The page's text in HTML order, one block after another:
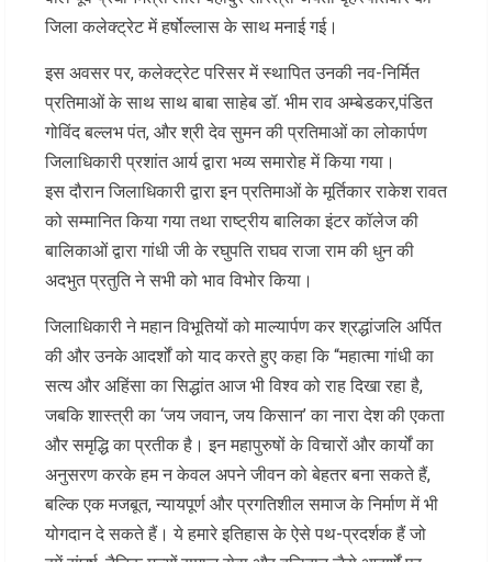
जिला कलेक्ट्रेट में हर्षोल्लास के साथ मनाई गई।
​इस अवसर पर, कलेक्ट्रेट परिसर में स्थापित उनकी नव-निर्मित
प्रतिमाओं के साथ साथ बाबा साहेब डॉ. भीम राव अम्बेडकर,पंडित
गोविंद बल्लभ पंत, और श्री देव सुमन की प्रतिमाओं का लोकार्पण
जिलाधिकारी प्रशांत आर्य द्वारा भव्य समारोह में किया गया।
इस दौरान जिलाधिकारी द्वारा इन प्रतिमाओं के मूर्तिकार राकेश रावत
को सम्मानित किया गया तथा राष्ट्रीय बालिका इंटर कॉलेज की
बालिकाओं द्वारा गांधी जी के रघुपति राघव राजा राम की धुन की
अदभुत प्रतुति ने सभी को भाव विभोर किया।
​जिलाधिकारी ने महान विभूतियों को माल्यार्पण कर श्रद्धांजलि अर्पित
की और उनके आदर्शों को याद करते हुए कहा कि “महात्मा गांधी का
सत्य और अहिंसा का सिद्धांत आज भी विश्व को राह दिखा रहा है,
जबकि शास्त्री का ‘जय जवान, जय किसान’ का नारा देश की एकता
और समृद्धि का प्रतीक है। इन महापुरुषों के विचारों और कार्यों का
अनुसरण करके हम न केवल अपने जीवन को बेहतर बना सकते हैं,
बल्कि एक मजबूत, न्यायपूर्ण और प्रगतिशील समाज के निर्माण में भी
योगदान दे सकते हैं। ये हमारे इतिहास के ऐसे पथ-प्रदर्शक हैं जो